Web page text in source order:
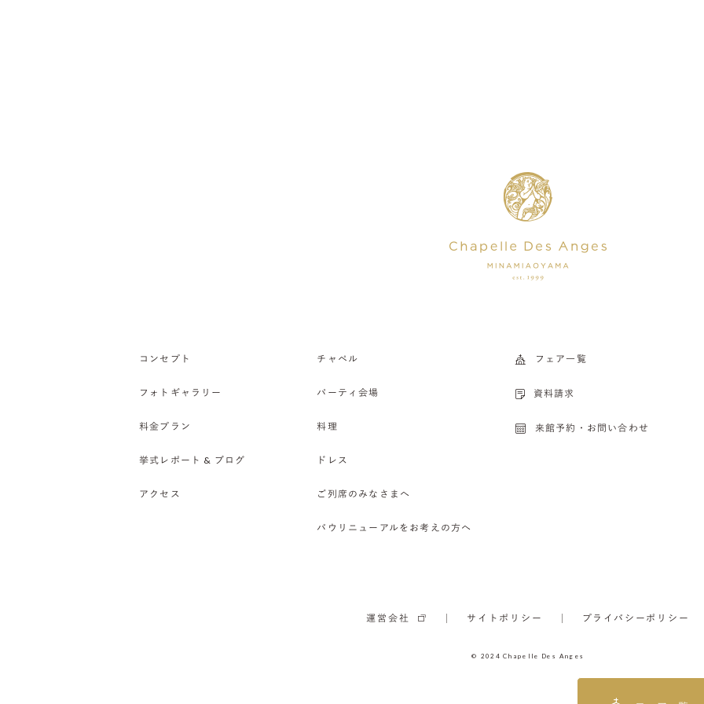
コンセプト
フォトギャラリー
料金プラン
挙式レポート & ブログ
アクセス
チャペル
パーティ会場
料理
ドレス
ご列席のみなさまへ
バウリニューアルをお考えの方へ
フェア一覧
資料請求
来館予約・お問い合わせ
運営会社 サイトポリシー プライバシーポリシー
© 2024 Chapelle Des Anges